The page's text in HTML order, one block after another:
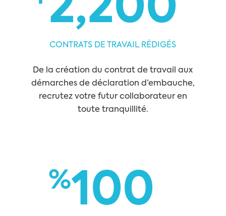
2,200
CONTRATS DE TRAVAIL RÉDIGÉS
De la création du contrat de travail aux
démarches de déclaration d’embauche,
recrutez votre futur collaborateur en
toute tranquillité.
%100